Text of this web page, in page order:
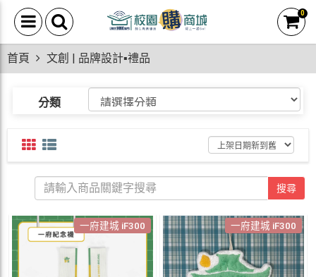
0
首頁 文創 | 品牌設計▪禮品
分類
搜尋
一府建城 iF300 一府建城 iF300